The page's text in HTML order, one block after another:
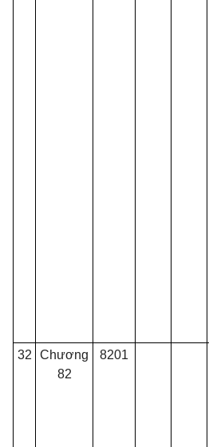
32
Chương
82
8201